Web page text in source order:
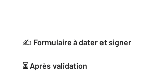
✍️ Formulaire à dater et signer
⏳ Après validation